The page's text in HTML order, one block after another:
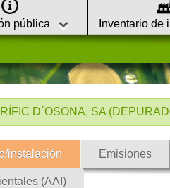
pública Inventario de
D´OSONA, SA
instalación Emisiones
(AAI)